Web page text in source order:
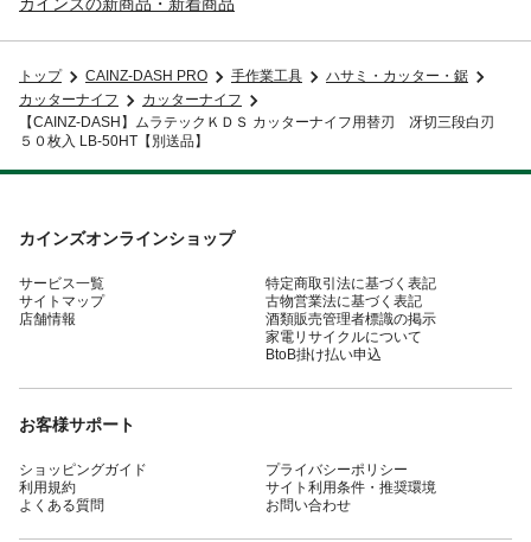
トップ CAINZ-DASH PRO 手作業工具
ハサミ・カッター・鋸
カッターナイフ
カッターナイフ
【CAINZ-DASH】ムラテックＫＤＳ カッターナイフ用替刃 冴切三段白刃
５０枚入 LB-50HT【別送品】
カインズオンラインショップ
サービス一覧
サイトマップ
店舗情報
特定商取引法に基づく表記
古物営業法に基づく表記
酒類販売管理者標識の掲示
家電リサイクルについて
BtoB掛け払い申込
お客様サポート
ショッピングガイド
利用規約
よくある質問
プライバシーポリシー
サイト利用条件・推奨環境
お問い合わせ